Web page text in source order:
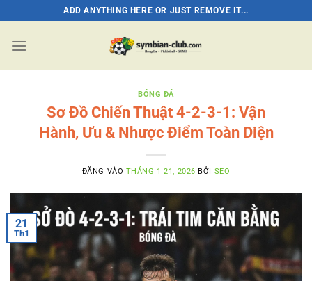
nội
ADD ANYTHING HERE OR JUST REMOVE IT...
BÓNG ĐÁ
Sơ Đồ Chiến Thuật 4-2-3-1: Vận
Hành, Ưu & Nhược Điểm Toàn Diện
ĐĂNG VÀO THÁNG 1 21, 2026 BỞI SEO
21
Th1